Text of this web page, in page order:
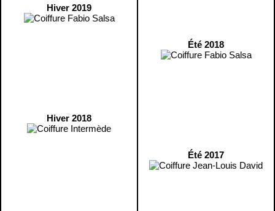
Hiver 2019
Hiver 2018
Été 2018
Été 2017